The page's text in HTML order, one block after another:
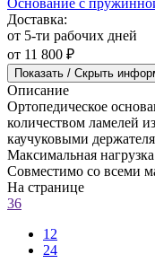
Доставка:
от 5-ти рабочих дней
от 11 800 ₽
Показать / Скрыть
Описание
Ортопедическое
количеством ламелей
каучуковыми
Максимальная
Совместимо со всеми
На странице
36
12
24